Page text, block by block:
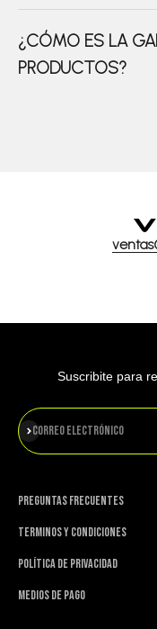
¿CÓMO ES LA
PRODUCTOS?
Suscribite para
Correo electrónico
Suscribirse
PREGUNTAS FRECUENTES
TERMINOS Y CONDICIONES
POLÍTICA DE PRIVACIDAD
MEDIOS DE PAGO